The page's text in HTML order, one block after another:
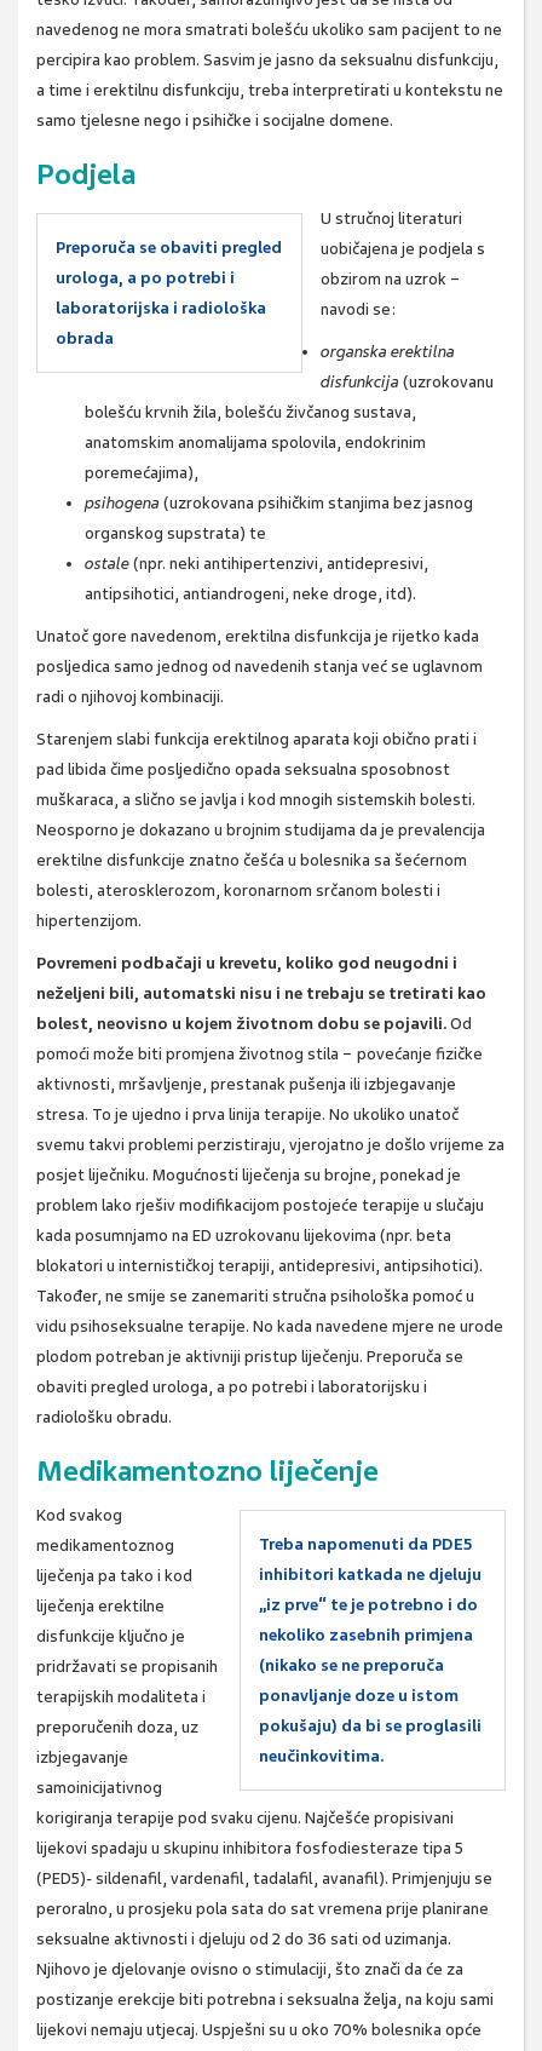
navedenog ne mora smatrati bolešću ukoliko sam pacijent to ne
percipira kao problem. Sasvim je jasno da seksualnu disfunkciju,
a time i erektilnu disfunkciju, treba interpretirati u kontekstu ne
samo tjelesne nego i psihičke i socijalne domene.
Podjela
Preporuča se obaviti pregled
urologa, a po potrebi i
laboratorijska i radiološka
obrada
U stručnoj literaturi
uobičajena je podjela s
obzirom na uzrok −
navodi se:
organska erektilna
disfunkcija (uzrokovanu
bolešću krvnih žila, bolešću živčanog sustava,
anatomskim anomalijama spolovila, endokrinim
poremećajima),
psihogena (uzrokovana psihičkim stanjima bez jasnog
organskog supstrata) te
ostale(npr. neki antihipertenzivi, antidepresivi,
antipsihotici, antiandrogeni, neke droge, itd).
Unatoč gore navedenom, erektilna disfunkcija je rijetko kada
posljedica samo jednog od navedenih stanja već se uglavnom
radi o njihovoj kombinaciji.
Starenjem slabi funkcija erektilnog aparata koji obično prati i
pad libida čime posljedično opada seksualna sposobnost
muškaraca, a slično se javlja i kod mnogih sistemskih bolesti.
Neosporno je dokazano u brojnim studijama da je prevalencija
erektilne disfunkcije znatno češća u bolesnika sa šećernom
bolesti, aterosklerozom, koronarnom srčanom bolesti i
hipertenzijom.
Povremeni podbačaji u krevetu, koliko god neugodni i
neželjeni bili, automatski nisu i ne trebaju se tretirati kao
bolest, neovisno u kojem životnom dobu se pojavili.Od
pomoći može biti promjena životnog stila − povećanje fizičke
aktivnosti, mršavljenje, prestanak pušenja ili izbjegavanje
stresa. To je ujedno i prva linija terapije. No ukoliko unatoč
svemu takvi problemi perzistiraju, vjerojatno je došlo vrijeme za
posjet liječniku. Mogućnosti liječenja su brojne, ponekad je
problem lako rješiv modifikacijom postojeće terapije u slučaju
kada posumnjamo na ED uzrokovanu lijekovima (npr. beta
blokatori u internističkoj terapiji, antidepresivi, antipsihotici).
Također, ne smije se zanemariti stručna psihološka pomoć u
vidu psihoseksualne terapije. No kada navedene mjere ne urode
plodom potreban je aktivniji pristup liječenju. Preporuča se
obaviti pregled urologa, a po potrebi i laboratorijsku i
radiološku obradu.
Medikamentozno liječenje
Treba napomenuti da PDE5
inhibitori katkada ne djeluju
„iz prve“ te je potrebno i do
nekoliko zasebnih primjena
(nikako se ne preporuča
ponavljanje doze u istom
pokušaju) da bi se proglasili
neučinkovitima.
Kod svakog
medikamentoznog
liječenja pa tako i kod
liječenja erektilne
disfunkcije ključno je
pridržavati se propisanih
terapijskih modaliteta i
preporučenih doza, uz
izbjegavanje
samoinicijativnog
korigiranja terapije pod svaku cijenu. Najčešće propisivani
lijekovi spadaju u skupinu inhibitora fosfodiesteraze tipa 5
(PED5)- sildenafil, vardenafil, tadalafil, avanafil). Primjenjuju se
peroralno, u prosjeku pola sata do sat vremena prije planirane
seksualne aktivnosti i djeluju od 2 do 36 sati od uzimanja.
Njihovo je djelovanje ovisno o stimulaciji, što znači da će za
postizanje erekcije biti potrebna i seksualna želja, na koju sami
lijekovi nemaju utjecaj. Uspješni su u oko 70% bolesnika opće